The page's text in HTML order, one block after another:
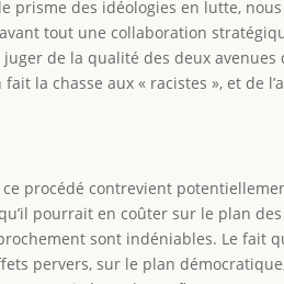
prisme des idéologies en lutte,
tout une collaboration
de la qualité des deux avenues
la chasse aux « racistes », et de
ce procédé contrevient
pourrait en coûter sur le plan
sont indéniables. Le fait
pervers, sur le plan